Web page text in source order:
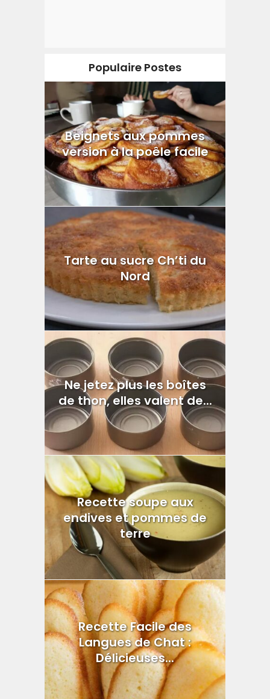
Populaire Postes
Beignets aux pommes
version à la poêle facile
Tarte au sucre Ch’ti du
Nord
Ne jetez plus les boîtes
de thon, elles valent de...
Recette soupe aux
endives et pommes de
terre
Recette Facile des
Langues de Chat :
Délicieuses...